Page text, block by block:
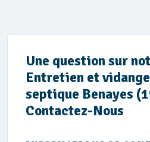
Une question sur
Entretien et
septique Benayes
Contactez-Nous